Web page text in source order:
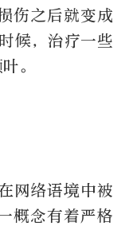
伤之后就变成
候，治疗一些
。
网络语境中被
概念有着严格